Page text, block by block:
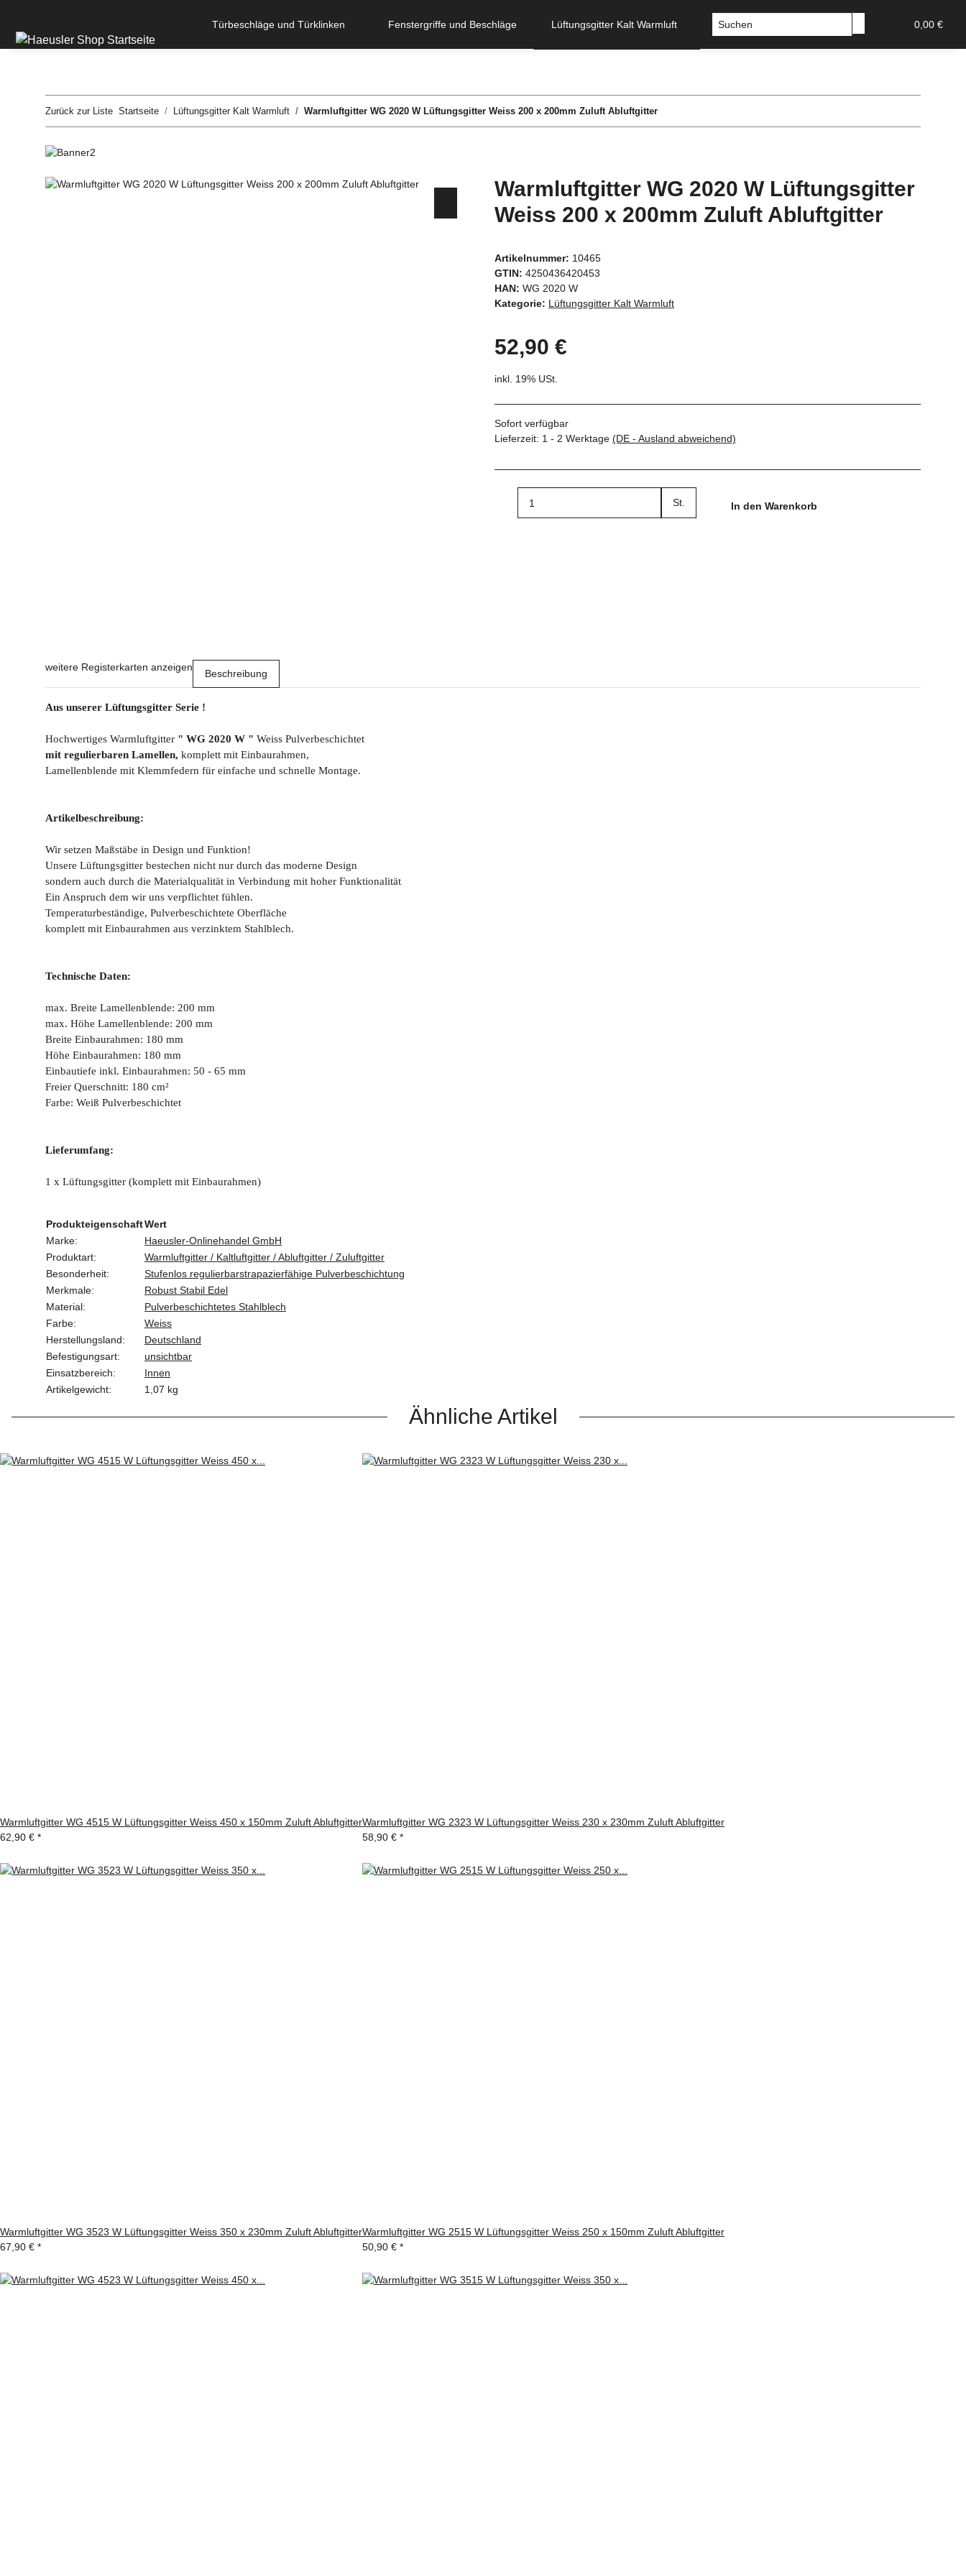
0,00 €
Türbeschläge und Türklinken Fenstergriffe und Beschläge Lüftungsgitter Kalt Warmluft Sicherheitstechnik-Tresore Stossgriffe u
Zurück zur Liste Startseite Lüftungsgitter Kalt Warmluft Warmluftgitter WG 2020 W Lüftungsgitter Weiss 200 x 200mm Zuluft Abluftgitter
Warmluftgitter WG 2020 W Lüftungsgitter
Weiss 200 x 200mm Zuluft Abluftgitter
Artikelnummer: 10465
GTIN: 4250436420453
HAN: WG 2020 W
Kategorie: Lüftungsgitter Kalt Warmluft
52,90 €
inkl. 19% USt.
Sofort verfügbar
Lieferzeit: 1 - 2 Werktage (DE - Ausland abweichend)
St. In den Warenkorb
weitere Registerkarten anzeigen
Beschreibung
Aus unserer Lüftungsgitter Serie !
Hochwertiges Warmluftgitter " WG 2020 W " Weiss Pulverbeschichtet
mit regulierbaren Lamellen, komplett mit Einbaurahmen,
Lamellenblende mit Klemmfedern für einfache und schnelle Montage.
Artikelbeschreibung:
Wir setzen Maßstäbe in Design und Funktion!
Unsere Lüftungsgitter bestechen nicht nur durch das moderne Design
sondern auch durch die Materialqualität in Verbindung mit hoher Funktionalität
Ein Anspruch dem wir uns verpflichtet fühlen.
Temperaturbeständige, Pulverbeschichtete Oberfläche
komplett mit Einbaurahmen aus verzinktem Stahlblech.
Technische Daten:
max. Breite Lamellenblende: 200 mm
max. Höhe Lamellenblende: 200 mm
Breite Einbaurahmen: 180 mm
Höhe Einbaurahmen: 180 mm
Einbautiefe inkl. Einbaurahmen: 50 - 65 mm
Freier Querschnitt: 180 cm²
Farbe: Weiß Pulverbeschichtet
Lieferumfang:
1 x Lüftungsgitter (komplett mit Einbaurahmen)
ProdukteigenschaftWert
Marke:
Haeusler-Onlinehandel GmbH
Produktart:
Warmluftgitter / Kaltluftgitter / Abluftgitter / Zuluftgitter
Besonderheit:
Stufenlos regulierbarstrapazierfähige Pulverbeschichtung
Merkmale:
Robust Stabil Edel
Material:
Pulverbeschichtetes Stahlblech
Farbe:
Weiss
Herstellungsland:
Deutschland
Befestigungsart:
unsichtbar
Einsatzbereich:
Innen
Artikelgewicht:
1,07 kg
Ähnliche Artikel
Warmluftgitter WG 4515 W Lüftungsgitter Weiss 450 x 150mm Zuluft Abluftgitter
62,90 € *
Warmluftgitter WG 2323 W Lüftungsgitter Weiss 230 x 230mm Zuluft Abluftgitter
58,90 € *
Warmluftgitter WG 3523 W Lüftungsgitter Weiss 350 x 230mm Zuluft Abluftgitter
67,90 € *
Warmluftgitter WG 2515 W Lüftungsgitter Weiss 250 x 150mm Zuluft Abluftgitter
50,90 € *